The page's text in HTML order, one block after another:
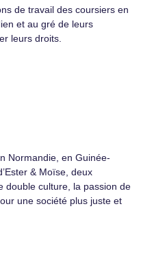
de travail des coursiers en
et au gré de leurs
leurs droits.
Normandie, en Guinée-
& Moïse, deux
double culture, la passion de
une société plus juste et